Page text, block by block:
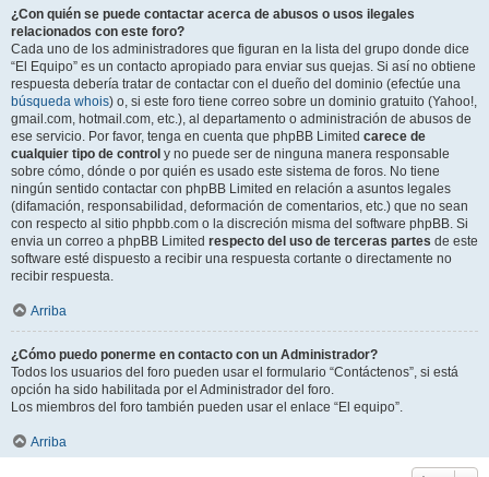
¿Con quién se puede contactar acerca de abusos o usos ilegales
relacionados con este foro?
Cada uno de los administradores que figuran en la lista del grupo donde dice
“El Equipo” es un contacto apropiado para enviar sus quejas. Si así no obtiene
respuesta debería tratar de contactar con el dueño del dominio (efectúe una
búsqueda whois) o, si este foro tiene correo sobre un dominio gratuito (Yahoo!,
gmail.com, hotmail.com, etc.), al departamento o administración de abusos de
ese servicio. Por favor, tenga en cuenta que phpBB Limited carece de
cualquier tipo de control y no puede ser de ninguna manera responsable
sobre cómo, dónde o por quién es usado este sistema de foros. No tiene
ningún sentido contactar con phpBB Limited en relación a asuntos legales
(difamación, responsabilidad, deformación de comentarios, etc.) que no sean
con respecto al sitio phpbb.com o la discreción misma del software phpBB. Si
envia un correo a phpBB Limited respecto del uso de terceras partes de este
software esté dispuesto a recibir una respuesta cortante o directamente no
recibir respuesta.
Arriba
¿Cómo puedo ponerme en contacto con un Administrador?
Todos los usuarios del foro pueden usar el formulario “Contáctenos”, si está
opción ha sido habilitada por el Administrador del foro.
Los miembros del foro también pueden usar el enlace “El equipo”.
Arriba